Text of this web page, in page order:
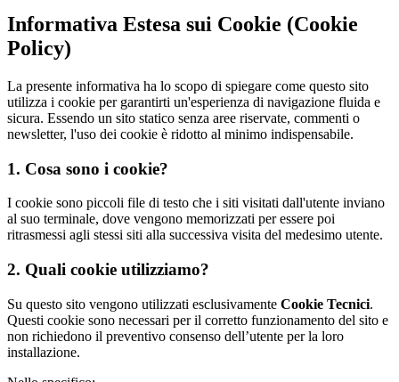
Informativa Estesa sui Cookie (Cookie
Policy)
La presente informativa ha lo scopo di spiegare come questo sito
utilizza i cookie per garantirti un'esperienza di navigazione fluida e
sicura. Essendo un sito statico senza aree riservate, commenti o
newsletter, l'uso dei cookie è ridotto al minimo indispensabile.
1. Cosa sono i cookie?
I cookie sono piccoli file di testo che i siti visitati dall'utente inviano
al suo terminale, dove vengono memorizzati per essere poi
ritrasmessi agli stessi siti alla successiva visita del medesimo utente.
2. Quali cookie utilizziamo?
Su questo sito vengono utilizzati esclusivamente Cookie Tecnici.
Questi cookie sono necessari per il corretto funzionamento del sito e
non richiedono il preventivo consenso dell’utente per la loro
installazione.